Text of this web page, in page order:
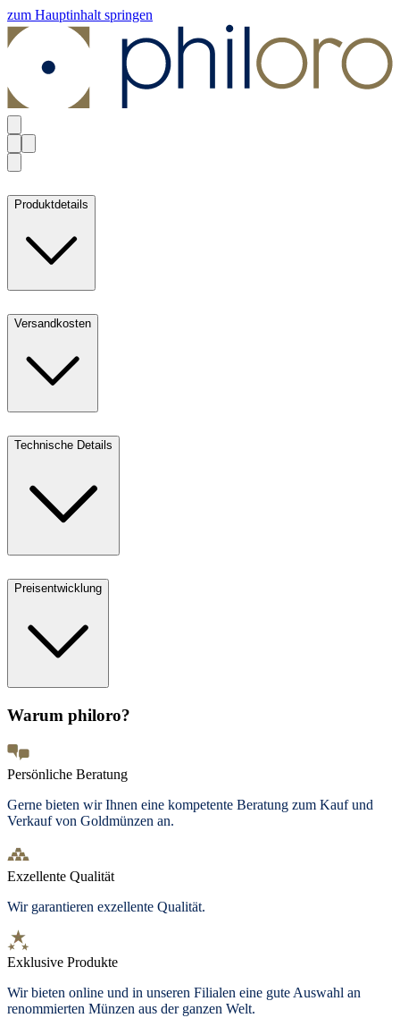
zum Hauptinhalt springen
Produktdetails
Versandkosten
Technische Details
Preisentwicklung
Warum philoro?
Persönliche Beratung
Gerne bieten wir Ihnen eine kompetente Beratung zum Kauf und
Verkauf von Goldmünzen an.
Exzellente Qualität
Wir garantieren exzellente Qualität.
Exklusive Produkte
Wir bieten online und in unseren Filialen eine gute Auswahl an
renommierten Münzen aus der ganzen Welt.